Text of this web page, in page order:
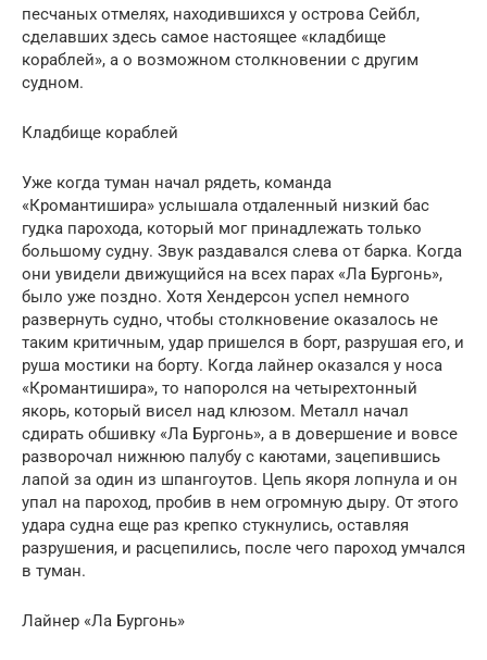
песчаных отмелях, находившихся у острова Сейбл,
сделавших здесь самое настоящее «кладбище
кораблей», а о возможном столкновении с другим
судном.
Кладбище кораблей
Уже когда туман начал рядеть, команда
«Кромантишира» услышала отдаленный низкий бас
гудка парохода, который мог принадлежать только
большому судну. Звук раздавался слева от барка. Когда
они увидели движущийся на всех парах «Ла Бургонь»,
было уже поздно. Хотя Хендерсон успел немного
развернуть судно, чтобы столкновение оказалось не
таким критичным, удар пришелся в борт, разрушая его, и
руша мостики на борту. Когда лайнер оказался у носа
«Кромантишира», то напоролся на четырехтонный
якорь, который висел над клюзом. Металл начал
сдирать обшивку «Ла Бургонь», а в довершение и вовсе
разворочал нижнюю палубу с каютами, зацепившись
лапой за один из шпангоутов. Цепь якоря лопнула и он
упал на пароход, пробив в нем огромную дыру. От этого
удара судна еще раз крепко стукнулись, оставляя
разрушения, и расцепились, после чего пароход умчался
в туман.
Лайнер «Ла Бургонь»